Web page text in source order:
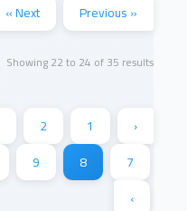
« Previous
Next »
Showing22to 24 of35 results
‹
1
2
7
8
9
›